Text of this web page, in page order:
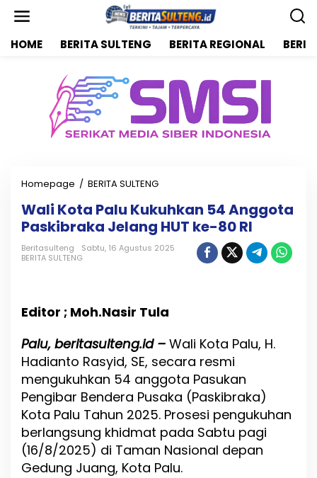
HOME BERITA SULTENG BERITA REGIONAL
Homepage / BERITA SULTENG
l
o
a
l
K
u
u
h
n
5
4
Wali Kota Palu Kukuhkan 54 Anggota
Paskibraka Jelang HUT ke-80 RI
Beritasulteng
Sabtu, 16 Agustus 2025
BERITA SULTENG
Editor ; Moh.Nasir Tula
Palu, beritasulteng.id – Wali Kota Palu, H.
Hadianto Rasyid, SE, secara resmi
mengukuhkan 54 anggota Pasukan
Pengibar Bendera Pusaka (Paskibraka)
Kota Palu Tahun 2025. Prosesi pengukuhan
berlangsung khidmat pada Sabtu pagi
(16/8/2025) di Taman Nasional depan
Gedung Juang, Kota Palu.